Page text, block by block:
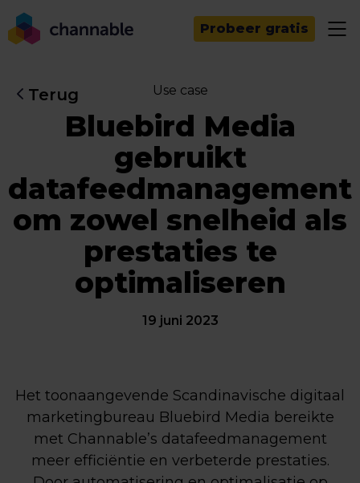
Probeer gratis
Terug Use case
Bluebird Media
gebruikt
datafeedmanagement
om zowel snelheid als
prestaties te
optimaliseren
19 juni 2023
Het toonaangevende Scandinavische digitaal
marketingbureau Bluebird Media bereikte
met Channable’s datafeedmanagement
meer efficiëntie en verbeterde prestaties.